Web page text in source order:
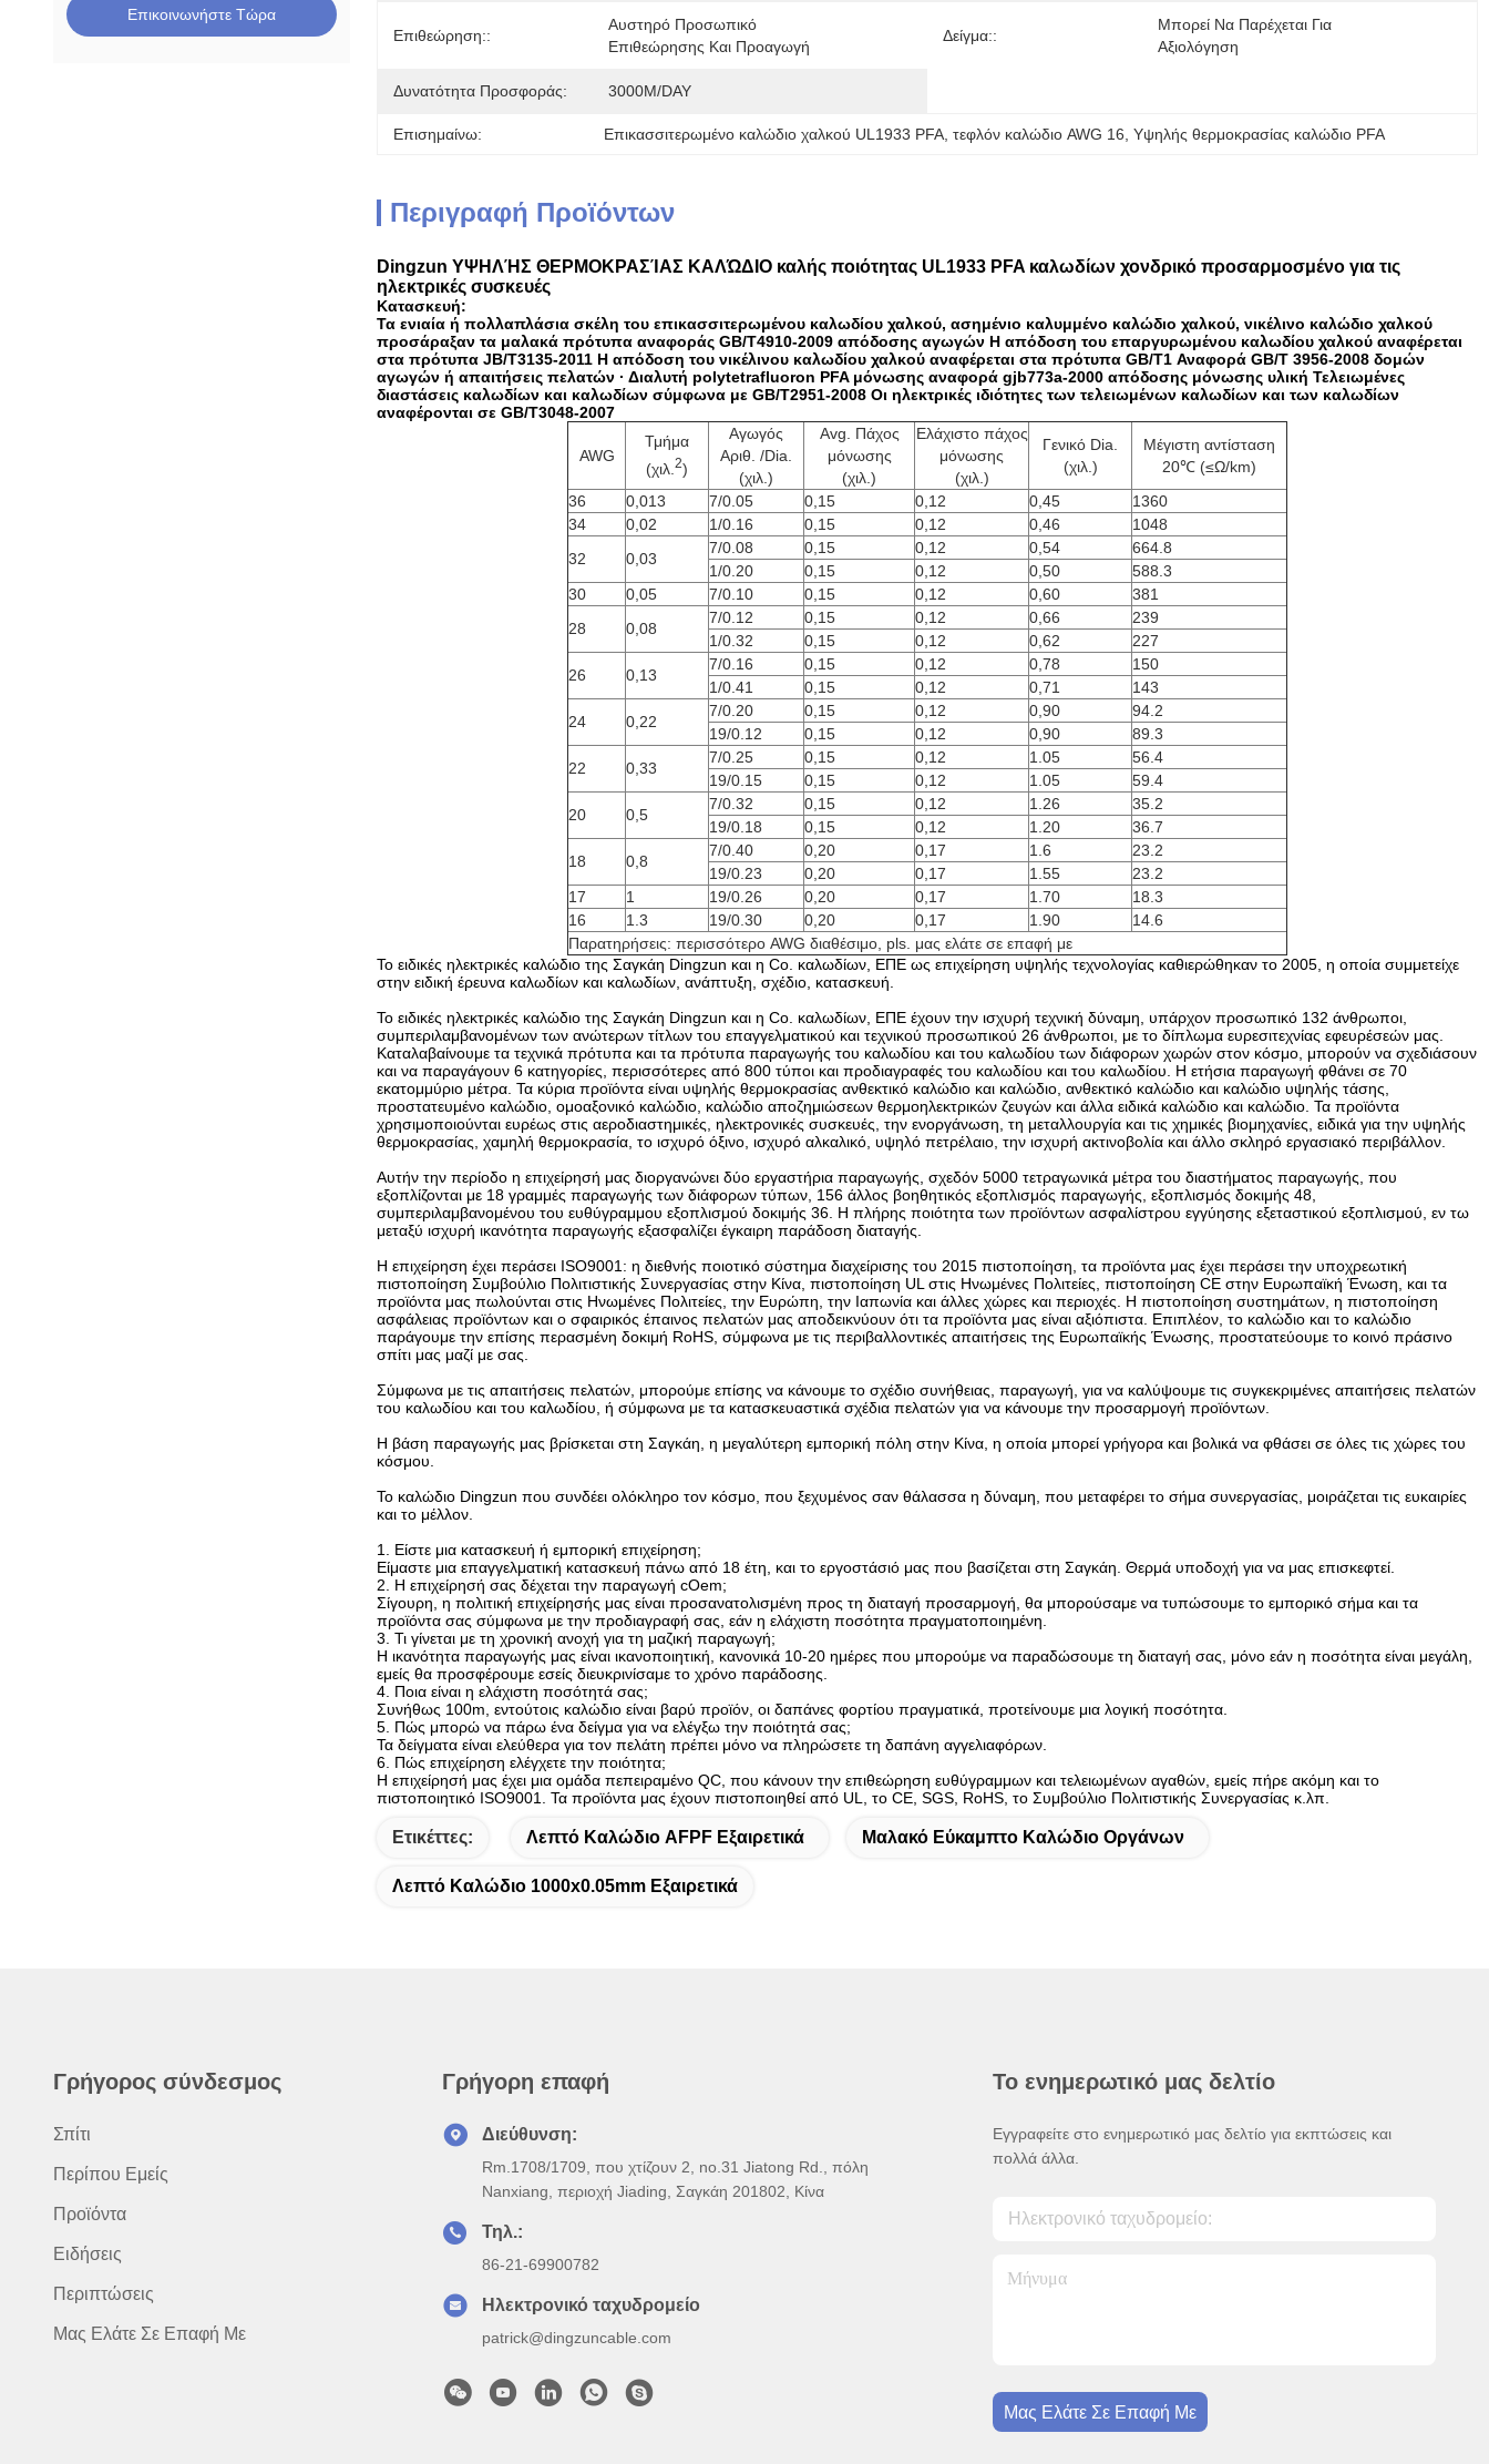
Επικοινωνήστε Τώρα
Επιθεώρηση::
Αυστηρό Προσωπικό
Επιθεώρησης Και Προαγωγή
Δείγμα::
Μπορεί Να Παρέχεται Για
Αξιολόγηση
Δυνατότητα Προσφοράς: 3000M/DAY
Επισημαίνω: Επικασσιτερωμένο καλώδιο χαλκού UL1933 PFA, τεφλόν καλώδιο AWG 16 Υψηλής θερμοκρασίας καλώδιο PFA
Περιγραφή Προϊόντων
Dingzun ΥΨΗΛΉΣ ΘΕΡΜΟΚΡΑΣΊΑΣ ΚΑΛΏΔΙΟ καλής ποιότητας UL1933 PFA καλωδίων χονδρικό προσαρμοσμένο για τις
ηλεκτρικές συσκευές
Κατασκευή:
Τα ενιαία ή πολλαπλάσια σκέλη του επικασσιτερωμένου καλωδίου χαλκού, ασημένιο καλυμμένο καλώδιο χαλκού, νικέλινο καλώδιο χαλκού
προσάραξαν τα μαλακά πρότυπα αναφοράς GB/T4910-2009 απόδοσης αγωγών Η απόδοση του επαργυρωμένου καλωδίου χαλκού αναφέρεται
στα πρότυπα JB/T3135-2011 Η απόδοση του νικέλινου καλωδίου χαλκού αναφέρεται στα πρότυπα GB/T1 Αναφορά GB/T 3956-2008 δομών
αγωγών ή απαιτήσεις πελατών · Διαλυτή polytetrafluoron PFA μόνωσης αναφορά gjb773a-2000 απόδοσης μόνωσης υλική Τελειωμένες
διαστάσεις καλωδίων και καλωδίων σύμφωνα με GB/T2951-2008 Οι ηλεκτρικές ιδιότητες των τελειωμένων καλωδίων και των καλωδίων
αναφέρονται σε GB/T3048-2007
AWG
Τμήμα
(χιλ. 2)
Αγωγός
Αριθ. /Dia.
(χιλ.)
Avg. Πάχος
μόνωσης
(χιλ.)
Ελάχιστο πάχος
μόνωσης
(χιλ.)
Γενικό Dia.
(χιλ.)
Μέγιστη αντίσταση
20℃ (≤Ω/km)
36
0,013 7/0.05 0,15 0,12 0,45
1360
34
0,02 1/0.16 0,15 0,12 0,46
1048
32
0,03
7/0.08 0,15 0,12 0,54
664.8
1/0.20
0,15 0,12 0,50
588.3
30
0,05 7/0.10 0,15 0,12 0,60
381
28
0,08
7/0.12 0,15 0,12 0,66
239
1/0.32
0,15 0,12 0,62
227
26
0,13
7/0.16 0,15 0,12 0,78
150
1/0.41
0,15 0,12 0,71
143
24
0,22
7/0.20 0,15 0,12 0,90
94.2
19/0.12
0,15 0,12 0,90
89.3
22
0,33
7/0.25 0,15 0,12 1.05
56.4
19/0.15
0,15 0,12 1.05
59.4
20
0,5
7/0.32 0,15 0,12 1.26
35.2
19/0.18
0,15 0,12 1.20
36.7
18
0,8
7/0.40 0,20 0,17 1.6
23.2
19/0.23
0,20 0,17 1.55
23.2
17
1 19/0.26 0,20 0,17 1.70
18.3
16
1.3 19/0.30 0,20 0,17 1.90
14.6
Παρατηρήσεις: περισσότερο AWG διαθέσιμο, pls. μας ελάτε σε επαφή με
Το ειδικές ηλεκτρικές καλώδιο της Σαγκάη Dingzun και η Co. καλωδίων, ΕΠΕ ως επιχείρηση υψηλής τεχνολογίας καθιερώθηκαν το 2005, η οποία συμμετείχε
στην ειδική έρευνα καλωδίων και καλωδίων, ανάπτυξη, σχέδιο, κατασκευή.
Το ειδικές ηλεκτρικές καλώδιο της Σαγκάη Dingzun και η Co. καλωδίων, ΕΠΕ έχουν την ισχυρή τεχνική δύναμη, υπάρχον προσωπικό 132 άνθρωποι,
συμπεριλαμβανομένων των ανώτερων τίτλων του επαγγελματικού και τεχνικού προσωπικού 26 άνθρωποι, με το δίπλωμα ευρεσιτεχνίας εφευρέσεών μας.
Καταλαβαίνουμε τα τεχνικά πρότυπα και τα πρότυπα παραγωγής του καλωδίου και του καλωδίου των διάφορων χωρών στον κόσμο, μπορούν να σχεδιάσουν
και να παραγάγουν 6 κατηγορίες, περισσότερες από 800 τύποι και προδιαγραφές του καλωδίου και του καλωδίου. Η ετήσια παραγωγή φθάνει σε 70
εκατομμύριο μέτρα. Τα κύρια προϊόντα είναι υψηλής θερμοκρασίας ανθεκτικό καλώδιο και καλώδιο, ανθεκτικό καλώδιο και καλώδιο υψηλής τάσης,
προστατευμένο καλώδιο, ομοαξονικό καλώδιο, καλώδιο αποζημιώσεων θερμοηλεκτρικών ζευγών και άλλα ειδικά καλώδιο και καλώδιο. Τα προϊόντα
χρησιμοποιούνται ευρέως στις αεροδιαστημικές, ηλεκτρονικές συσκευές, την ενοργάνωση, τη μεταλλουργία και τις χημικές βιομηχανίες, ειδικά για την υψηλής
θερμοκρασίας, χαμηλή θερμοκρασία, το ισχυρό όξινο, ισχυρό αλκαλικό, υψηλό πετρέλαιο, την ισχυρή ακτινοβολία και άλλο σκληρό εργασιακό περιβάλλον.
Αυτήν την περίοδο η επιχείρησή μας διοργανώνει δύο εργαστήρια παραγωγής, σχεδόν 5000 τετραγωνικά μέτρα του διαστήματος παραγωγής, που
εξοπλίζονται με 18 γραμμές παραγωγής των διάφορων τύπων, 156 άλλος βοηθητικός εξοπλισμός παραγωγής, εξοπλισμός δοκιμής 48,
συμπεριλαμβανομένου του ευθύγραμμου εξοπλισμού δοκιμής 36. Η πλήρης ποιότητα των προϊόντων ασφαλίστρου εγγύησης εξεταστικού εξοπλισμού, εν τω
μεταξύ ισχυρή ικανότητα παραγωγής εξασφαλίζει έγκαιρη παράδοση διαταγής.
Η επιχείρηση έχει περάσει ISO9001: η διεθνής ποιοτικό σύστημα διαχείρισης του 2015 πιστοποίηση, τα προϊόντα μας έχει περάσει την υποχρεωτική
πιστοποίηση Συμβούλιο Πολιτιστικής Συνεργασίας στην Κίνα, πιστοποίηση UL στις Ηνωμένες Πολιτείες, πιστοποίηση CE στην Ευρωπαϊκή Ένωση, και τα
προϊόντα μας πωλούνται στις Ηνωμένες Πολιτείες, την Ευρώπη, την Ιαπωνία και άλλες χώρες και περιοχές. Η πιστοποίηση συστημάτων, η πιστοποίηση
ασφάλειας προϊόντων και ο σφαιρικός έπαινος πελατών μας αποδεικνύουν ότι τα προϊόντα μας είναι αξιόπιστα. Επιπλέον, το καλώδιο και το καλώδιο
παράγουμε την επίσης περασμένη δοκιμή RoHS, σύμφωνα με τις περιβαλλοντικές απαιτήσεις της Ευρωπαϊκής Ένωσης, προστατεύουμε το κοινό πράσινο
σπίτι μας μαζί με σας.
Σύμφωνα με τις απαιτήσεις πελατών, μπορούμε επίσης να κάνουμε το σχέδιο συνήθειας, παραγωγή, για να καλύψουμε τις συγκεκριμένες απαιτήσεις πελατών
του καλωδίου και του καλωδίου, ή σύμφωνα με τα κατασκευαστικά σχέδια πελατών για να κάνουμε την προσαρμογή προϊόντων.
Η βάση παραγωγής μας βρίσκεται στη Σαγκάη, η μεγαλύτερη εμπορική πόλη στην Κίνα, η οποία μπορεί γρήγορα και βολικά να φθάσει σε όλες τις χώρες του
κόσμου.
Το καλώδιο Dingzun που συνδέει ολόκληρο τον κόσμο, που ξεχυμένος σαν θάλασσα η δύναμη, που μεταφέρει το σήμα συνεργασίας, μοιράζεται τις ευκαιρίες
και το μέλλον.
1. Είστε μια κατασκευή ή εμπορική επιχείρηση;
Είμαστε μια επαγγελματική κατασκευή πάνω από 18 έτη, και το εργοστάσιό μας που βασίζεται στη Σαγκάη. Θερμά υποδοχή για να μας επισκεφτεί.
2. Η επιχείρησή σας δέχεται την παραγωγή cOem;
Σίγουρη, η πολιτική επιχείρησής μας είναι προσανατολισμένη προς τη διαταγή προσαρμογή, θα μπορούσαμε να τυπώσουμε το εμπορικό σήμα και τα
προϊόντα σας σύμφωνα με την προδιαγραφή σας, εάν η ελάχιστη ποσότητα πραγματοποιημένη.
3. Τι γίνεται με τη χρονική ανοχή για τη μαζική παραγωγή;
Η ικανότητα παραγωγής μας είναι ικανοποιητική, κανονικά 10-20 ημέρες που μπορούμε να παραδώσουμε τη διαταγή σας, μόνο εάν η ποσότητα είναι μεγάλη,
εμείς θα προσφέρουμε εσείς διευκρινίσαμε το χρόνο παράδοσης.
4. Ποια είναι η ελάχιστη ποσότητά σας;
Συνήθως 100m, εντούτοις καλώδιο είναι βαρύ προϊόν, οι δαπάνες φορτίου πραγματικά, προτείνουμε μια λογική ποσότητα.
5. Πώς μπορώ να πάρω ένα δείγμα για να ελέγξω την ποιότητά σας;
Τα δείγματα είναι ελεύθερα για τον πελάτη πρέπει μόνο να πληρώσετε τη δαπάνη αγγελιαφόρων.
6. Πώς επιχείρηση ελέγχετε την ποιότητα;
Η επιχείρησή μας έχει μια ομάδα πεπειραμένο QC, που κάνουν την επιθεώρηση ευθύγραμμων και τελειωμένων αγαθών, εμείς πήρε ακόμη και το
πιστοποιητικό ISO9001. Τα προϊόντα μας έχουν πιστοποιηθεί από UL, το CE, SGS, RoHS, το Συμβούλιο Πολιτιστικής Συνεργασίας κ.λπ.
Ετικέττες: Λεπτό Καλώδιο AFPF Εξαιρετικά Μαλακό Εύκαμπτο Καλώδιο Οργάνων
Λεπτό Καλώδιο 1000x0.05mm Εξαιρετικά
Γρήγορος σύνδεσμος
Σπίτι
Περίπου Εμείς
Προϊόντα
Ειδήσεις
Περιπτώσεις
Μας Ελάτε Σε Επαφή Με
Γρήγορη επαφή
Διεύθυνση:
Rm.1708/1709, που χτίζουν 2, no.31 Jiatong Rd., πόλη
Nanxiang, περιοχή Jiading, Σαγκάη 201802, Κίνα
Τηλ.:
86-21-69900782
Ηλεκτρονικό ταχυδρομείο
patrick@dingzuncable.com
Το ενημερωτικό μας δελτίο
Εγγραφείτε στο ενημερωτικό μας δελτίο για εκπτώσεις και
πολλά άλλα.
Μας Ελάτε Σε Επαφή Με